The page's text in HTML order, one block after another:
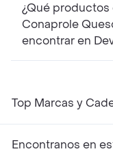
¿Qué
Conaprole
encontrar en
Top Marcas y
Encontranos en